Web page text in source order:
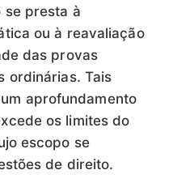
se presta à
ou à reavaliação
das provas
ordinárias. Tais
aprofundamento
os limites do
escopo se
de direito.